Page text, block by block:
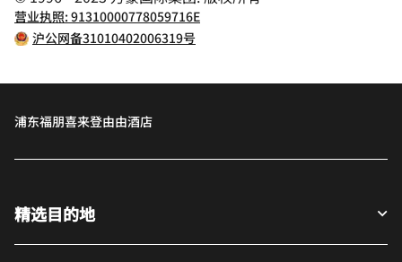
营业执照: 91310000778059716E
沪公网备31010402006319号
浦东福朋喜来登由由酒店
精选目的地